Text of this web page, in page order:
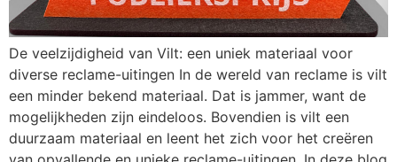
De veelzijdigheid van Vilt: een uniek materiaal voor
diverse reclame-uitingen In de wereld van reclame is vilt
een minder bekend materiaal. Dat is jammer, want de
mogelijkheden zijn eindeloos. Bovendien is vilt een
duurzaam materiaal en leent het zich voor het creëren